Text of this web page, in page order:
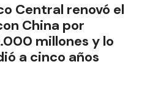
Central renovó el
China por
millones y lo
a cinco años